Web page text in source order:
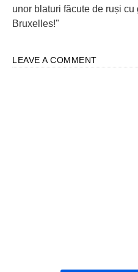
unor blaturi făcute de ruși
Bruxelles!"
LEAVE A COMMENT